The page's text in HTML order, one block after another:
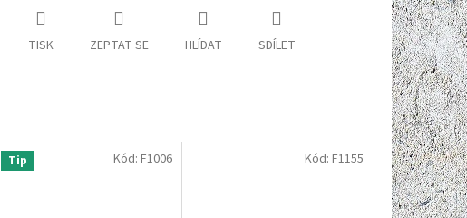
TISK ZEPTAT SE HLÍDAT SDÍLET
Tip Kód:F1006 Kód: F1155